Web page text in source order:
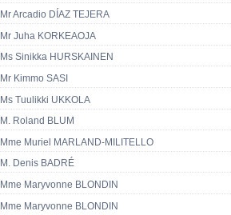
Mr Arcadio DÍAZ TEJERA
Mr Juha KORKEAOJA
Ms Sinikka HURSKAINEN
Mr Kimmo SASI
Ms Tuulikki UKKOLA
M. Roland BLUM
Mme Muriel MARLAND-MILITELLO
M. Denis BADRÉ
Mme Maryvonne BLONDIN
Mme Maryvonne BLONDIN